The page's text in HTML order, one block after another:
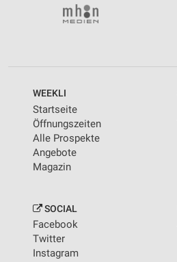
WEEKLI
Startseite
Öffnungszeiten
Alle Prospekte
Angebote
Magazin
SOCIAL
Facebook
Twitter
Instagram